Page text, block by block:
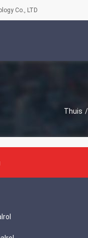
Co., LTD
Thuis /